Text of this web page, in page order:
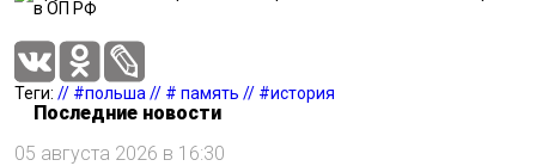
Теги: // #польша // # память // #история
Последние новости
05 августа 2026 в 16:30